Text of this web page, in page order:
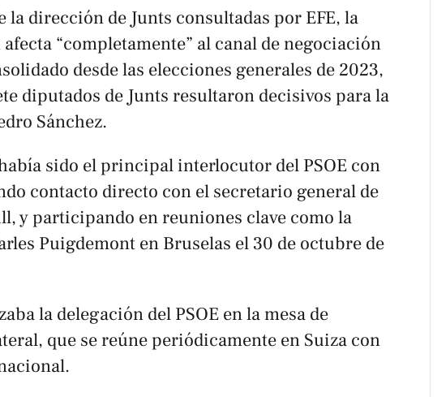
la dirección de Junts consultadas por EFE, la
“completamente” al canal de negociación
desde las elecciones generales de 2023,
diputados de Junts resultaron decisivos para la
Sánchez.
sido el principal interlocutor del PSOE con
contacto directo con el secretario general de
y participando en reuniones clave como la
Puigdemont en Bruselas el 30 de octubre de
la delegación del PSOE en la mesa de
que se reúne periódicamente en Suiza con